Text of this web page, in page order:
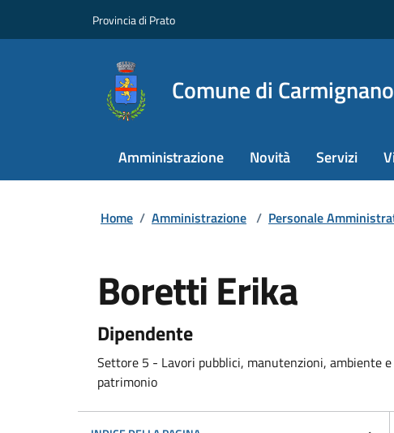
Provincia di Prato
Comune di Carmignano
Amministrazione Novità Servizi
Home / Amministrazione / Personale
Boretti Erika
Dipendente
Settore 5 - Lavori pubblici, manutenzioni, ambiente
patrimonio